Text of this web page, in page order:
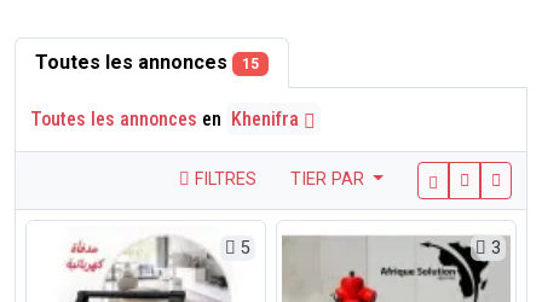
Toutes les annonces 15
Toutes les annonces en Khenifra
FILTRES TIER PAR
5 3